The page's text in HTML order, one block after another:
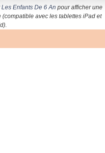
Enfants De 6 An pour afficher une
avec les tablettes iPad et